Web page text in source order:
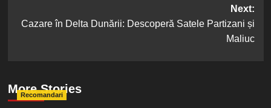
Next:
Cazare în Delta Dunării: Descoperă Satele Partizani și
Maliuc
More Stories
Recomandari